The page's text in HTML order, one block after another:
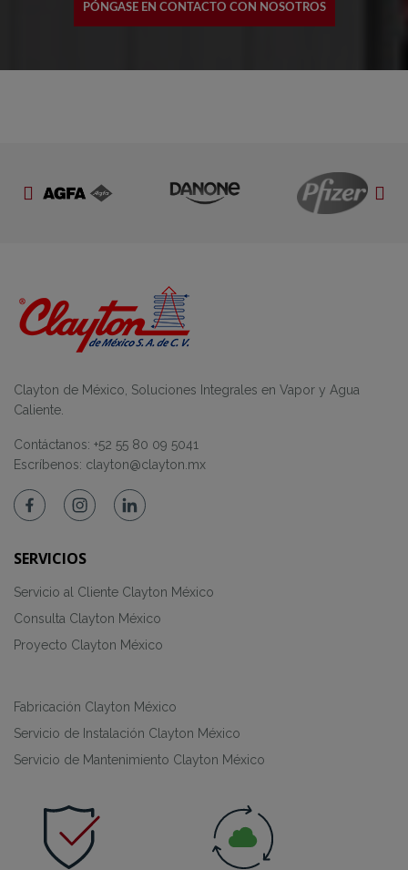
PÓNGASE EN CONTACTO CON NOSOTROS
Clayton de México, Soluciones Integrales en Vapor y Agua
Caliente.
Contáctanos: +52 55 80 09 5041
Escríbenos: clayton@clayton.mx
SERVICIOS
Servicio al Cliente Clayton México
Consulta Clayton México
Proyecto Clayton México
Fabricación Clayton México
Servicio de Instalación Clayton México
Servicio de Mantenimiento Clayton México